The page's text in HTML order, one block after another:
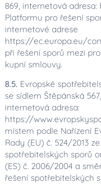
869, internetová
Platformu pro řešení
internetové adrese
https://ec.europa.eu/
při řešení sporů mezi
kupní smlouvy.
8.5. Evropské
se sídlem Štěpánská
internetová adresa:
https://
místem podle Nařízení
Rady (EU) č. 524/2013
spotřebitelských sporů
(ES) č. 2006/2004 a
řešení spotřebitelských